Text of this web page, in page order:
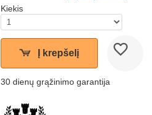
Kiekis
Į krepšelį
30 dienų grąžinimo garantija